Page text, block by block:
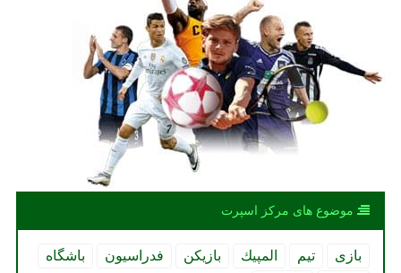
موضوع های مركز اسپرت
بازی تیم المپیك بازیكن فدراسیون
باشگاه